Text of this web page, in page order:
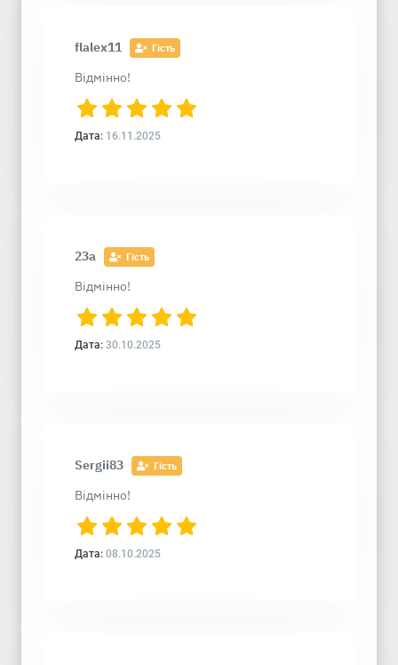
flalex11 Гість
Відмінно!
Дата: 16.11.2025
23a Гість
Відмінно!
Дата: 30.10.2025
Sergii83 Гість
Відмінно!
Дата: 08.10.2025